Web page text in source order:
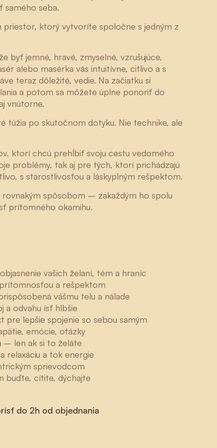
Edna
seba.
priestor, ktorý vytvoríte spoločne s jedným z
byť jemné, hravé, zmyselné, vzrušujúce,
alebo masérka vás intuitívne, citlivo a s
teraz dôležité, vedie. Na začiatku si
a potom sa môžete úplne ponoriť do
vnútorne.
túžia po skutočnom dotyku. Nie technike, ale
ktorí chcú prehĺbiť svoju cestu vedomého
problémy, tak aj pre tých, ktorí prichádzajú
s starostlivosťou a láskyplným rešpektom.
spôsobom – zakaždým ho spolu
prítomného okamihu.
vašich želaní, tém a hraníc
a rešpektom
vášmu telu a nálade
a odvahu ísť hlbšie
pre lepšie spojenie so sebou samým
emócie, otázky
– len ak si to želáte
relaxáciu a tok energie
sprievodcom
buďte, cítite, dýchajte
do 2h od objednania